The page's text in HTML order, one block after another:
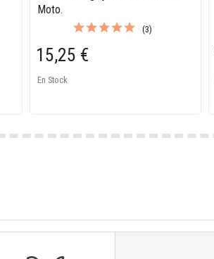
Moto.
(3)
15,25 €
En Stock